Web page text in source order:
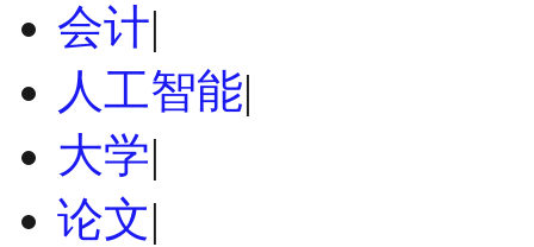
会计|
人工智能|
大学|
论文|